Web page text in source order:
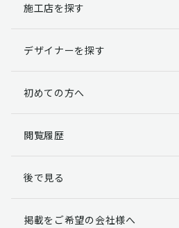
施工店を探す
デザイナーを探す
初めての方へ
閲覧履歴
後で見る
掲載をご希望の会社様へ